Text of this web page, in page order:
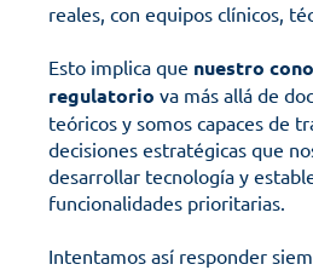
reales, con equipos clínicos,
Esto implica que nuestro
regulatorio va más allá de
teóricos y somos capaces de
decisiones estratégicas que
desarrollar tecnología y
funcionalidades prioritarias.
Intentamos así responder